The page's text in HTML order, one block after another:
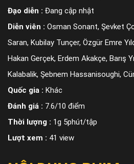
Đạo diễn : Đang cập nhật
Diễn viên : Osman Sonant, Şevket
Saran, Kubilay Tunçer, Özgür Emre
Hakan Gerçek, Erdem Akakçe, Barış
Kalabalik, Şebnem Hassanisoughi,
Quốc gia : Khác
Đánh giá : 7.6/10 điểm
Thời lượng : 1g 5phút/tập
Lượt xem : 41 view